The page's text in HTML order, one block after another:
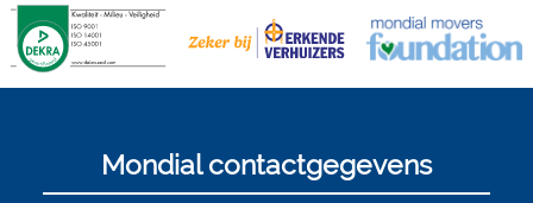
Mondial contactgegevens